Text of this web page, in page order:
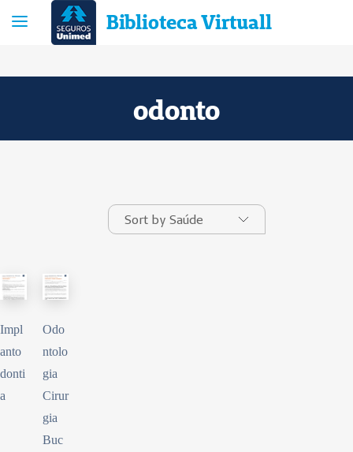
Biblioteca Virtuall
odonto
Impl
anto
donti
a
Odo
ntolo
gia
Cirur
gia
Buc